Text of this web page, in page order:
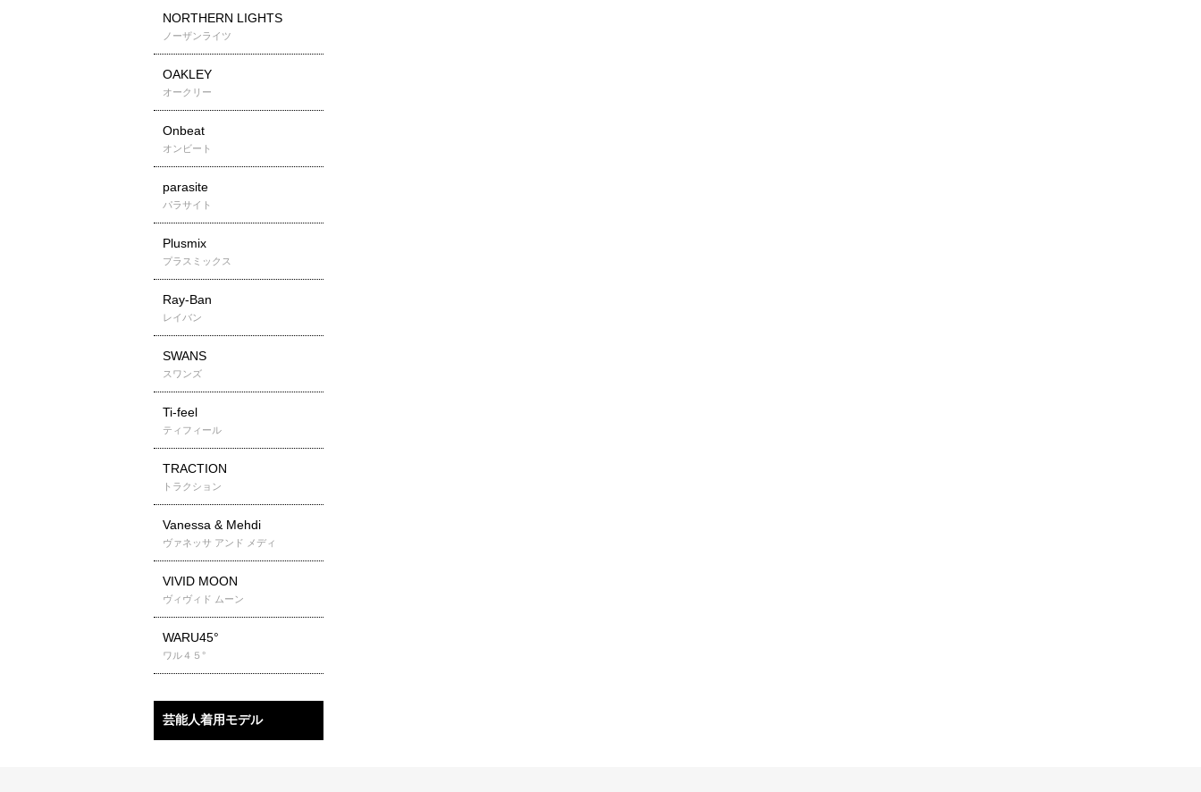
NORTHERN LIGHTS
ノーザンライツ
OAKLEY
オークリー
Onbeat
オンビート
parasite
パラサイト
Plusmix
プラスミックス
Ray-Ban
レイバン
SWANS
スワンズ
Ti-feel
ティフィール
TRACTION
トラクション
Vanessa & Mehdi
ヴァネッサ アンド メディ
VIVID MOON
ヴィヴィド ムーン
WARU45°
ワル４５°
芸能人着用モデル